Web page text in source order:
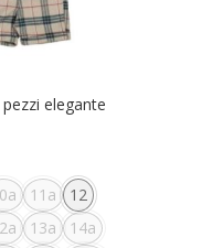
elegante
11a
12
13a
14a